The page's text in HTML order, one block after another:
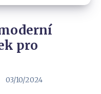
pro
03/10/2024